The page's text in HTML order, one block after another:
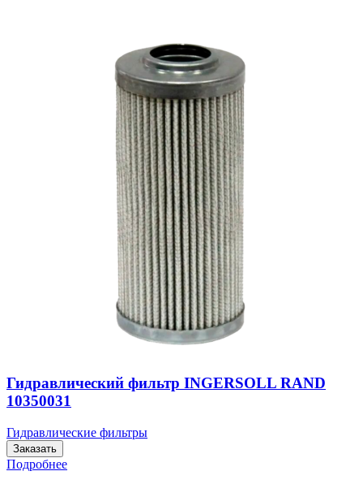
Гидравлический фильтр INGERSOLL RAND
10350031
Гидравлические фильтры
Заказать
Подробнее